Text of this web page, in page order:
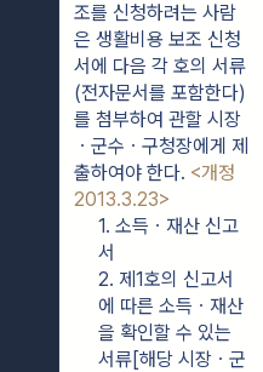
조를 신청하려는 사람
은 생활비용 보조 신청
서에 다음 각 호의 서류
(전자문서를 포함한다)
를 첨부하여 관할 시장
ㆍ군수ㆍ구청장에게 제
출하여야 한다. <개정
2013.3.23>
1. 소득ㆍ재산 신고
서
2. 제1호의 신고서
에 따른 소득ㆍ재산
을 확인할 수 있는
서류[해당 시장ㆍ군